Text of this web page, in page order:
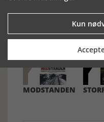
SE
MODSTANDEN
Kun